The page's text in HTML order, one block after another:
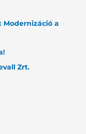
Modernizáció a
Zrt.